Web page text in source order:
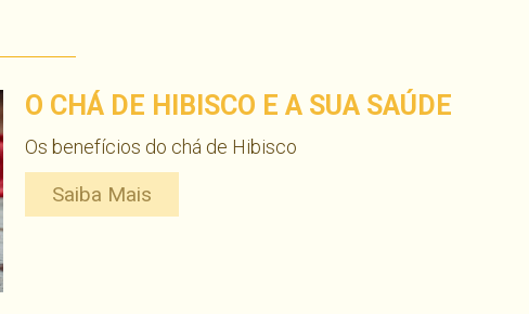
O CHÁ DE HIBISCO E A SUA SAÚDE
Os benefícios do chá de Hibisco
Saiba Mais